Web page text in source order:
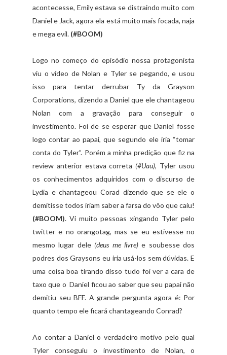
acontecesse, Emily estava se distraindo muito com
Daniel e Jack, agora ela está muito mais focada, naja
e mega evil. (#BOOM)
Logo no começo do episódio nossa protagonista
viu o vídeo de Nolan e Tyler se pegando, e usou
isso para tentar derrubar Ty da Grayson
Corporations, dizendo a Daniel que ele chantageou
Nolan com a gravação para conseguir o
investimento. Foi de se esperar que Daniel fosse
logo contar ao papai, que segundo ele iria “tomar
conta do Tyler”. Porém a minha predição que fiz na
review anterior estava correta(#Uau), Tyler usou
os conhecimentos adquiridos com o discurso de
Lydia e chantageou Corad dizendo que se ele o
demitisse todos iriam saber a farsa do vôo que caiu!
(#BOOM). Vi muito pessoas xingando Tyler pelo
twitter e no orangotag, mas se eu estivesse no
mesmo lugar dele(deus me livre)e soubesse dos
podres dos Graysons eu iria usá-los sem dúvidas. E
uma coisa boa tirando disso tudo foi ver a cara de
taxo que o Daniel ficou ao saber que seu papai não
demitiu seu BFF. A grande pergunta agora é: Por
quanto tempo ele ficará chantageando Conrad?
Ao contar a Daniel o verdadeiro motivo pelo qual
Tyler conseguiu o investimento de Nolan, o